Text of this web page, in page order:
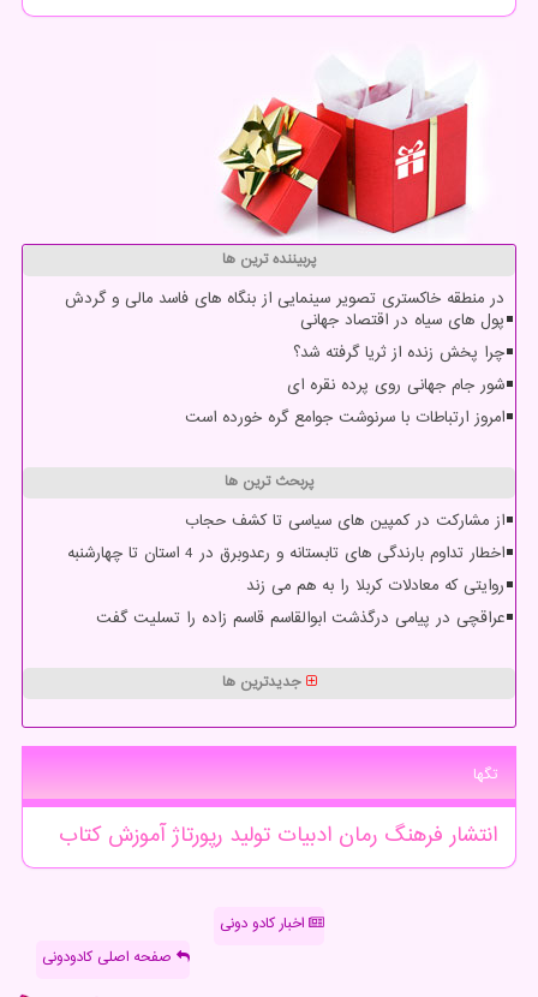
پربیننده ترین ها
در منطقه خاکستری تصویر سینمایی از بنگاه های فاسد مالی و گردش
پول های سیاه در اقتصاد جهانی
چرا پخش زنده از ثریا گرفته شد؟
شور جام جهانی روی پرده نقره ای
امروز ارتباطات با سرنوشت جوامع گره خورده است
پربحث ترین ها
از مشارکت در کمپین های سیاسی تا کشف حجاب
اخطار تداوم بارندگی های تابستانه و رعدوبرق در 4 استان تا چهارشنبه
روایتی که معادلات کربلا را به هم می زند
عراقچی در پیامی درگذشت ابوالقاسم قاسم زاده را تسلیت گفت
جدیدترین ها
تگها
انتشار فرهنگ رمان ادبیات تولید رپورتاژآموزشكتاب
اخبار کادو دونی
صفحه اصلی کادودونی